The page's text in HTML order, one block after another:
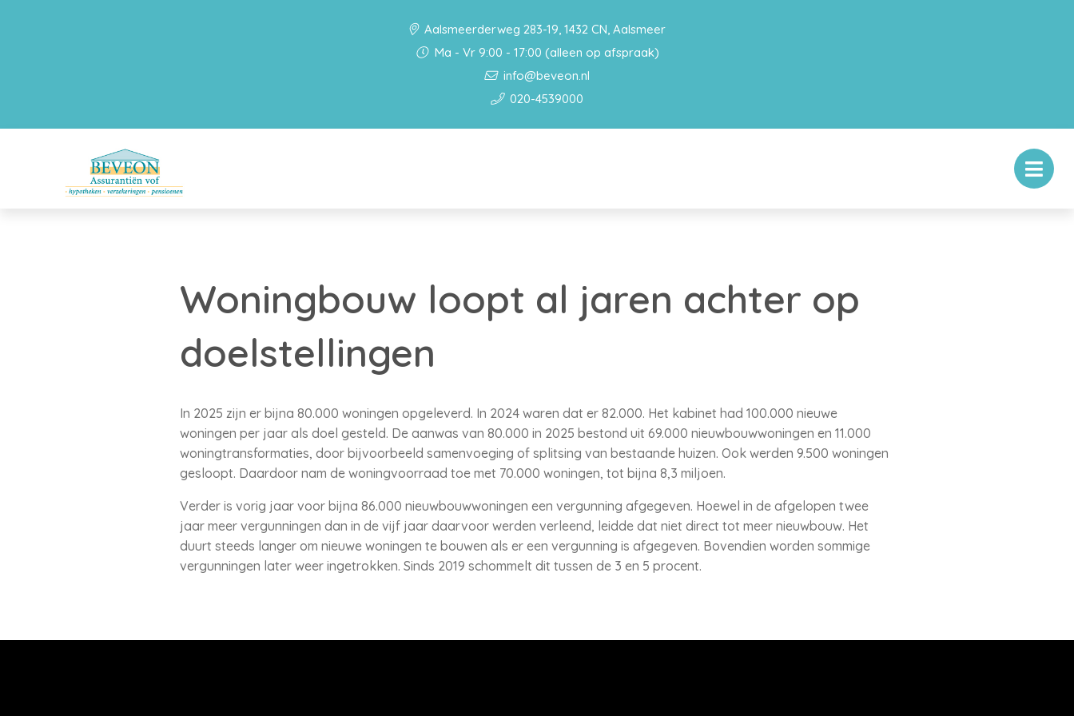
Aalsmeerderweg 283-19, 1432 CN, Aalsmeer
Ma - Vr 9:00 - 17:00 (alleen op afspraak)
info@beveon.nl
020-4539000
Woningbouw loopt al jaren achter op
doelstellingen
In 2025 zijn er bijna 80.000 woningen opgeleverd. In 2024 waren dat er 82.000. Het kabinet had 100.000 nieuwe
woningen per jaar als doel gesteld. De aanwas van 80.000 in 2025 bestond uit 69.000 nieuwbouwwoningen en 11.000
woningtransformaties, door bijvoorbeeld samenvoeging of splitsing van bestaande huizen. Ook werden 9.500 woningen
gesloopt. Daardoor nam de woningvoorraad toe met 70.000 woningen, tot bijna 8,3 miljoen.
Verder is vorig jaar voor bijna 86.000 nieuwbouwwoningen een vergunning afgegeven. Hoewel in de afgelopen twee
jaar meer vergunningen dan in de vijf jaar daarvoor werden verleend, leidde dat niet direct tot meer nieuwbouw. Het
duurt steeds langer om nieuwe woningen te bouwen als er een vergunning is afgegeven. Bovendien worden sommige
vergunningen later weer ingetrokken. Sinds 2019 schommelt dit tussen de 3 en 5 procent.